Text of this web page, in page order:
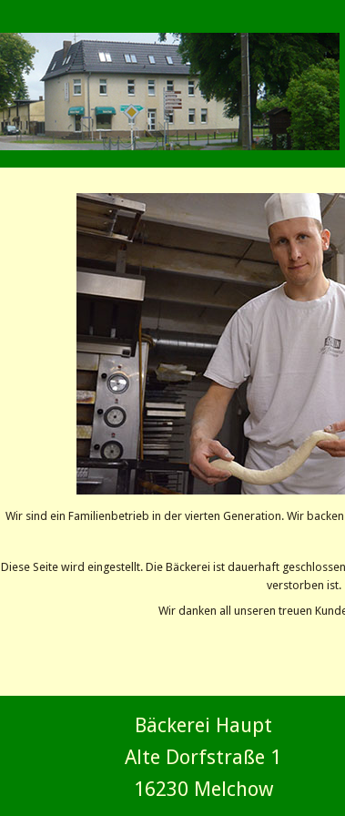
Wir sind ein Familienbetrieb in der vierten Generation. Wir
Diese Seite wird eingestellt. Die Bäckerei ist dauerhaft
verstorben ist.
Wir danken all unseren treuen
Bäckerei Haupt
Alte Dorfstraße 1
16230 Melchow